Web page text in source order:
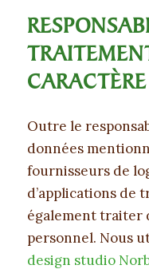
Outre le
données
fournisseurs de
d’applications de
également traiter
personnel. Nous
design studio